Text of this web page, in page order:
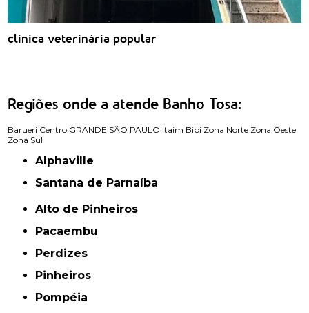
clinica veterinária popular
Regiões onde a atende Banho Tosa:
Barueri Centro GRANDE SÃO PAULO Itaim Bibi Zona Norte Zona Oeste
Zona Sul
Alphaville
Santana de Parnaíba
Alto de Pinheiros
Pacaembu
Perdizes
Pinheiros
Pompéia